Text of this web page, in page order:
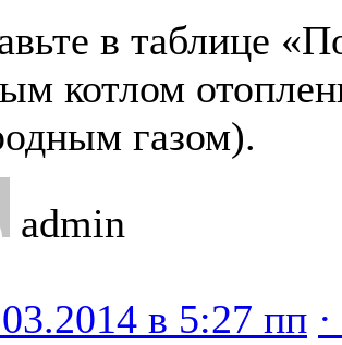
в таблице
котлом
газом).
admin
в 5:27 пп